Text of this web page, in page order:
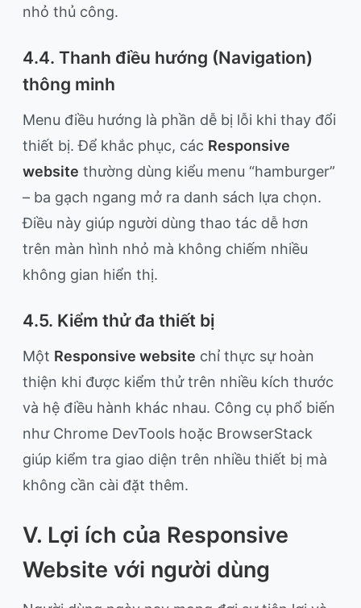
nhỏ thủ công.
4.4. Thanh điều hướng (Navigation)
thông minh
Menu điều hướng là phần dễ bị lỗi khi thay đổi
thiết bị. Để khắc phục, các Responsive
website thường dùng kiểu menu “hamburger”
– ba gạch ngang mở ra danh sách lựa chọn.
Điều này giúp người dùng thao tác dễ hơn
trên màn hình nhỏ mà không chiếm nhiều
không gian hiển thị.
4.5. Kiểm thử đa thiết bị
Một Responsive website chỉ thực sự hoàn
thiện khi được kiểm thử trên nhiều kích thước
và hệ điều hành khác nhau. Công cụ phổ biến
như Chrome DevTools hoặc BrowserStack
giúp kiểm tra giao diện trên nhiều thiết bị mà
không cần cài đặt thêm.
V. Lợi ích của Responsive
Website với người dùng